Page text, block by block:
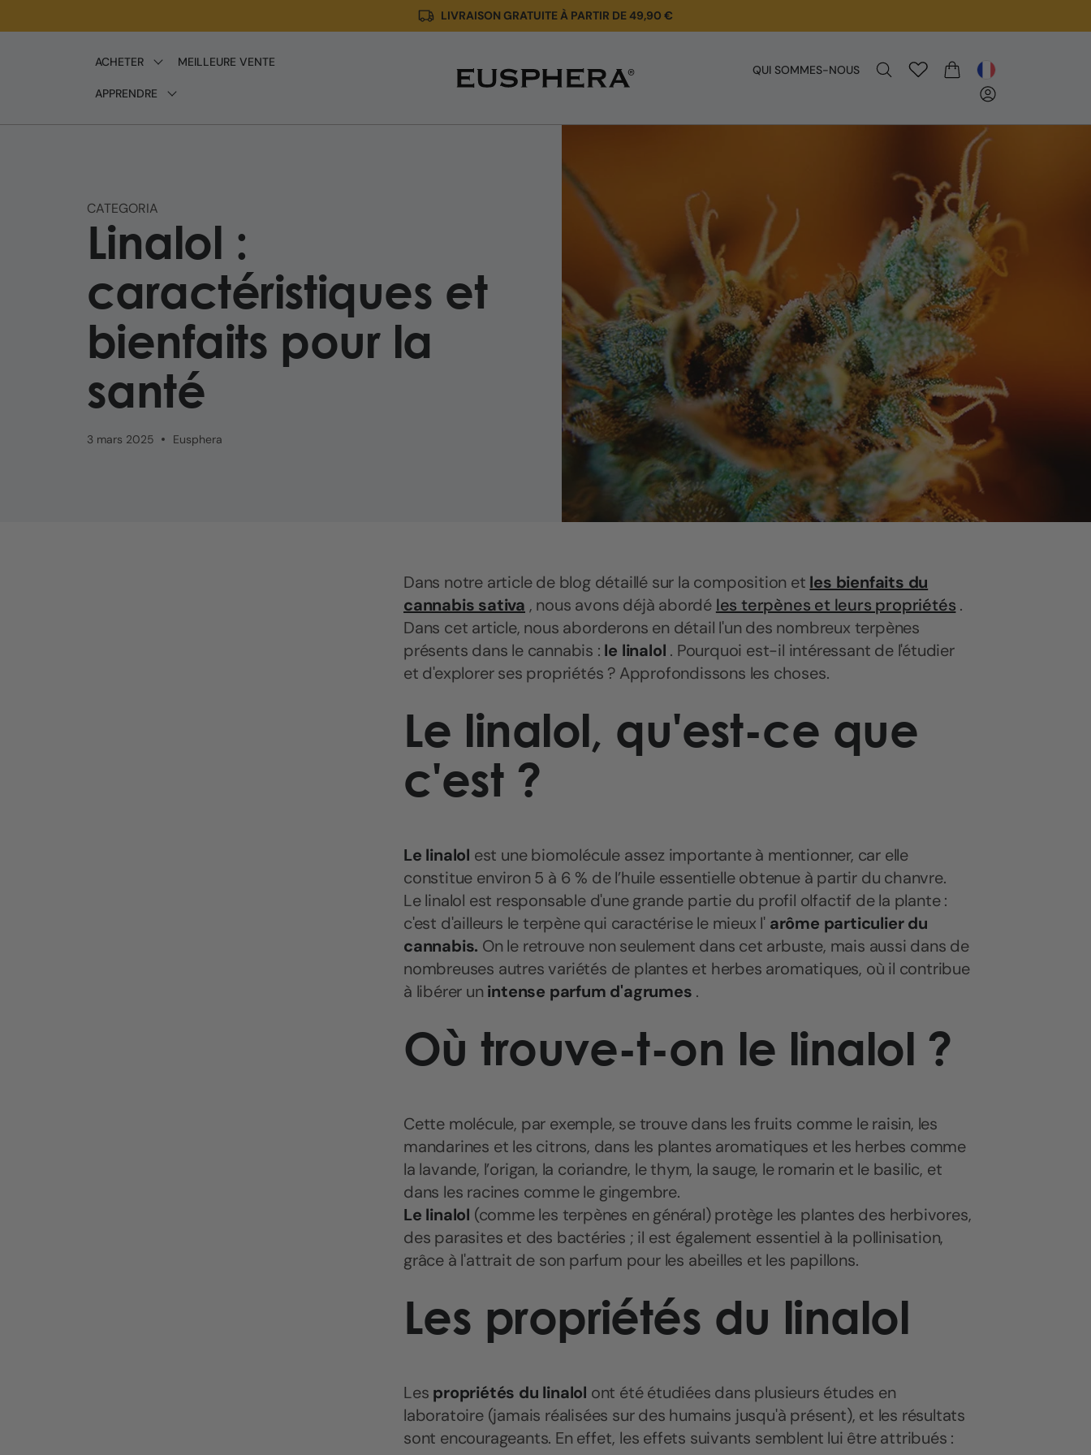
et passer
LIVRAISON GRATUITE À PARTIR DE 49,90 €
ACHETER MEILLEURE VENTE
APPRENDRE
:
QUI SOMMES-NOUS
CATEGORIA
Linalol :
caractéristiques et
bienfaits pour la
santé
3 mars 2025 Eusphera
Dans notre article de blog détaillé sur la composition et les bienfaits du
cannabis sativa , nous avons déjà abordé les terpènes et leurs propriétés .
Dans cet article, nous aborderons en détail l'un des nombreux terpènes
présents dans le cannabis : le linalol . Pourquoi est-il intéressant de l'étudier
et d'explorer ses propriétés ? Approfondissons les choses.
Le linalol, qu'est-ce que
c'est ?
Le linalol est une biomolécule assez importante à mentionner, car elle
constitue environ 5 à 6 % de l’huile essentielle obtenue à partir du chanvre.
Le linalol est responsable d'une grande partie du profil olfactif de la plante :
c'est d'ailleurs le terpène qui caractérise le mieux l' arôme particulier du
cannabis. On le retrouve non seulement dans cet arbuste, mais aussi dans de
nombreuses autres variétés de plantes et herbes aromatiques, où il contribue
à libérer un intense parfum d'agrumes .
Où trouve-t-on le linalol ?
Cette molécule, par exemple, se trouve dans les fruits comme le raisin, les
mandarines et les citrons, dans les plantes aromatiques et les herbes comme
la lavande, l’origan, la coriandre, le thym, la sauge, le romarin et le basilic, et
dans les racines comme le gingembre.
Le linalol (comme les terpènes en général) protège les plantes des herbivores,
des parasites et des bactéries ; il est également essentiel à la pollinisation,
grâce à l'attrait de son parfum pour les abeilles et les papillons.
Les propriétés du linalol
Les propriétés du linalol ont été étudiées dans plusieurs études en
laboratoire (jamais réalisées sur des humains jusqu'à présent), et les résultats
sont encourageants. En effet, les effets suivants semblent lui être attribués :